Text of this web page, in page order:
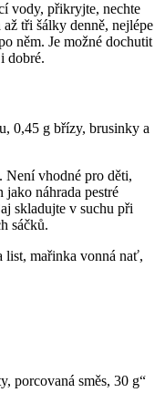
vody, přikryjte, nechte
tři šálky denně, nejlépe
něm. Je možné dochutit
dobré.
0,45 g břízy, brusinky a
Není vhodné pro děti,
náhrada pestré
skladujte v suchu při
sáčků.
mařinka vonná nať,
porcovaná směs, 30 g“